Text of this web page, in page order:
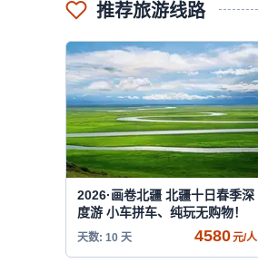
推荐旅游线路
2026·画卷北疆 北疆十日春季深
度游 小车拼车、纯玩无购物！
天数: 10 天 4580元/人